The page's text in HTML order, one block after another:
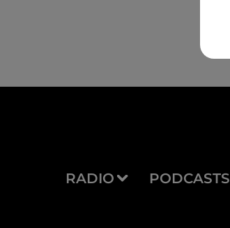
RADIO PODCASTS